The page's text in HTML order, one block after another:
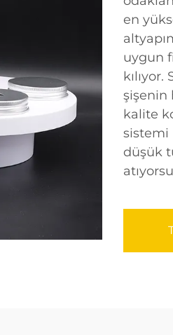
en
uygun
şişenin
kalite
sistemi
düşük